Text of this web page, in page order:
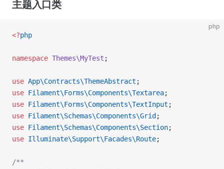
主题入口类
php
<?php
namespace Themes\MyTest ;
use App\Contracts\ThemeAbstract ;
use Filament\Forms\Components\Textarea;
use Filament\Forms\Components\TextInput ;
use Filament\Schemas\Components\Grid ;
use Filament\Schemas\Components\Section;
use Illuminate\Support\Facades\Route;
/**